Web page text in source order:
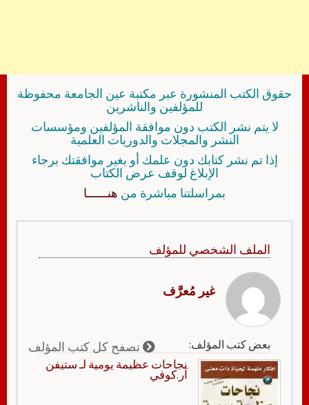
حقوق الكتب المنشورة عبر مكتبة عين الجامعة محفوظة
للمؤلفين والناشرين
لا يتم نشر الكتب دون موافقة المؤلفين ومؤسسات
النشر والمجلات والدوريات العلمية
إذا تم نشر كتابك دون علمك أو بغير موافقتك برجاء
الإبلاغ لوقف عرض الكتاب
بمراسلتنا مباشرة من هنــــــا
الملف الشخصي للمؤلف
غير مُعرَّف
بعض كتب المؤلف: تصفح كل كتب المؤلف
نجاحات عظيمة يومية لـ ستيفن
آر.كوفي